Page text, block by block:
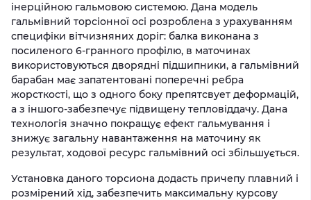
інерційною гальмовою системою. Дана модель
гальмівний торсіонної осі розроблена з урахуванням
специфіки вітчизняних доріг: балка виконана з
посиленого 6-гранного профілю, в маточинах
використовуються дворядні підшипники, а гальмівний
барабан має запатентовані поперечні ребра
жорсткості, що з одного боку препятсвует деформацій,
а з іншого-забезпечує підвищену тепловіддачу. Дана
технологія значно покращує ефект гальмування і
знижує загальну навантаження на маточину як
результат, ходової ресурс гальмівний осі збільшується.
Установка даного торсиона додасть причепу плавний і
розмірений хід, забезпечить максимальну курсову